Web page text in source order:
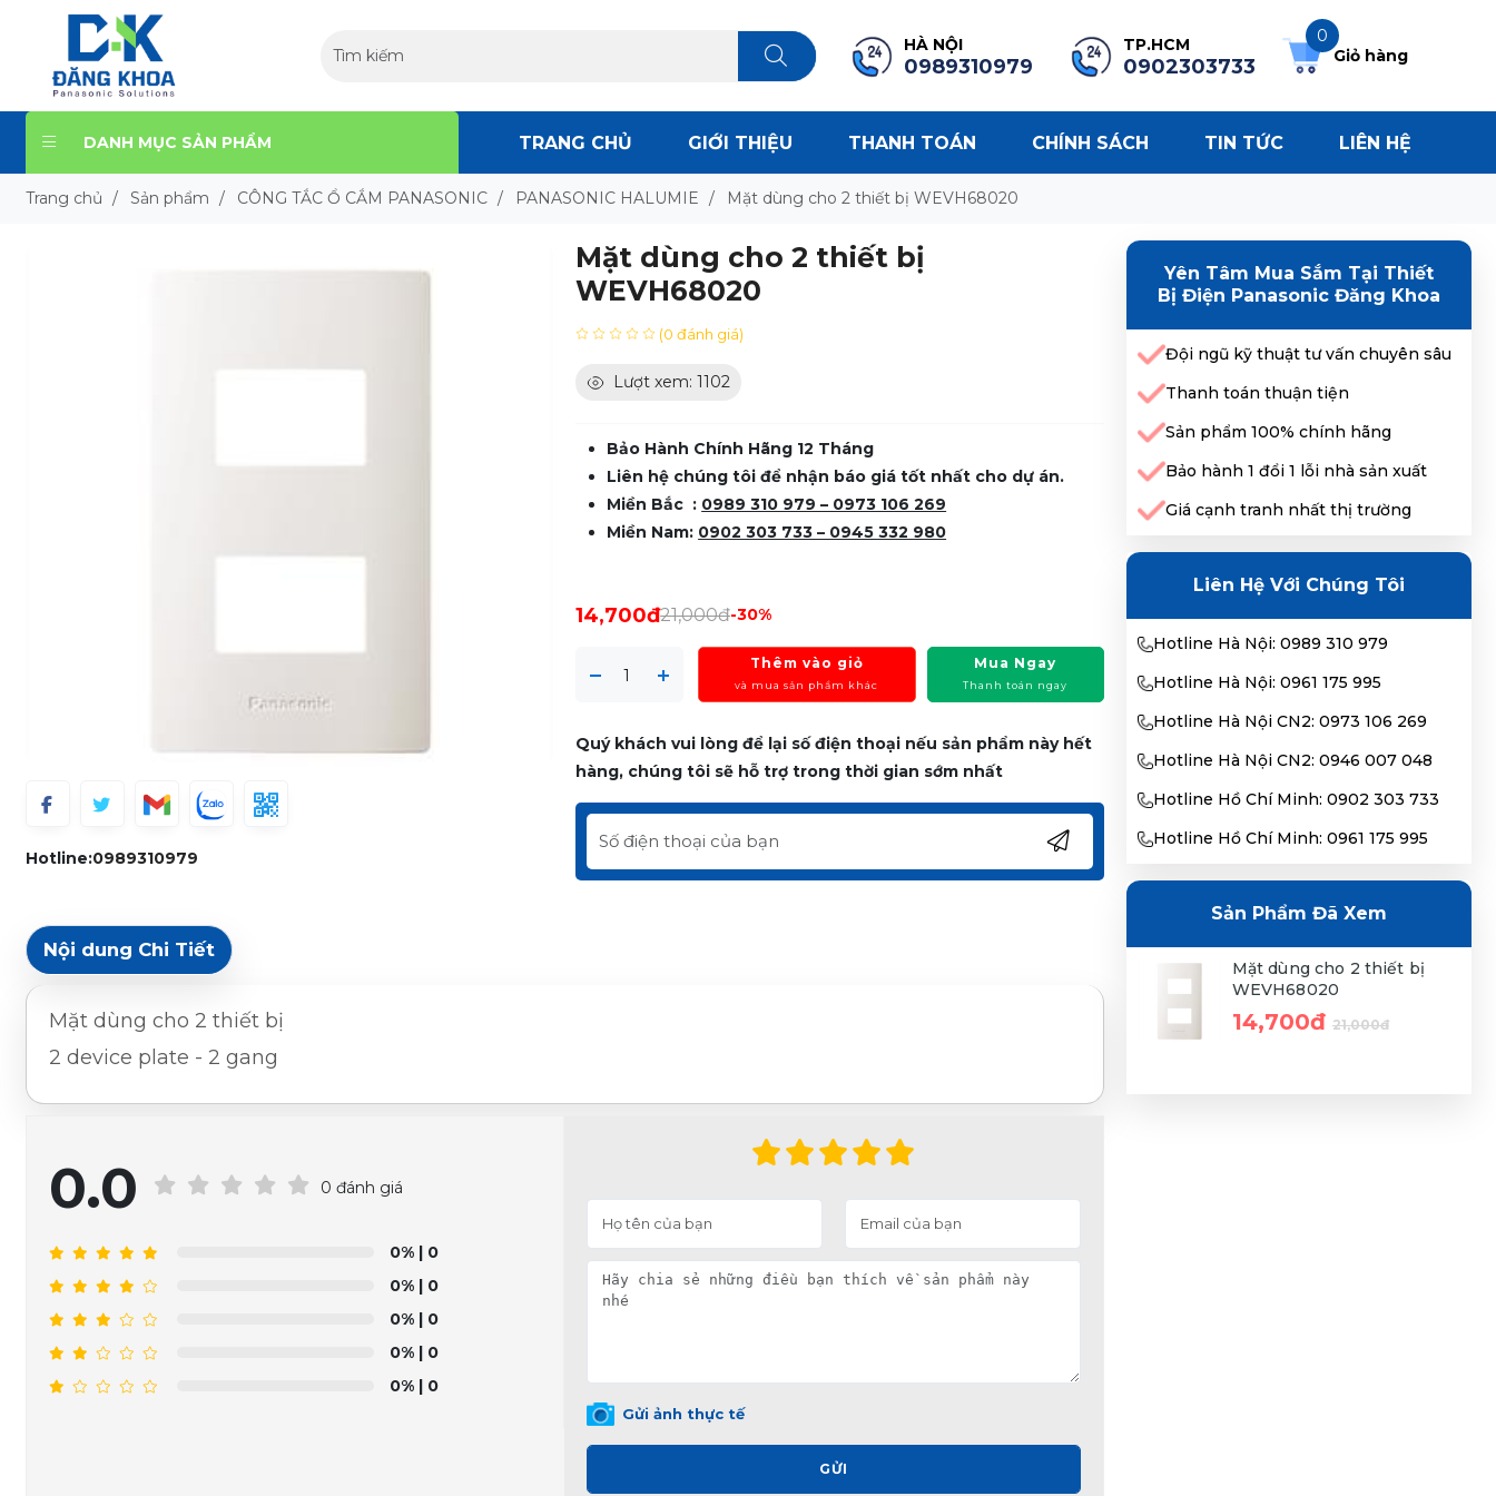
HÀ NỘI
0989310979
TP.HCM
0902303733
0
Giỏ hàng
DANH MỤC SẢN PHẨM TRANG CHỦ GIỚI THIỆU THANH TOÁN CHÍNH SÁCH TIN TỨC LIÊN HỆ
Trang chủ / Sản phẩm / CÔNG TẮC Ổ CẮM PANASONIC / PANASONIC HALUMIE / Mặt dùng cho 2 thiết bị WEVH68020
Hotline:0989310979
Mặt dùng cho 2 thiết bị
WEVH68020
(0 đánh giá)
Lượt xem: 1102
Bảo Hành Chính Hãng 12 Tháng
Liên hệ chúng tôi để nhận báo giá tốt nhất cho dự án.
Miền Bắc : 0989 310 979 – 0973 106 269
Miền Nam: 0902 303 733 – 0945 332 980
14,700đ21,000đ-30%
Thêm vào giỏ
và mua sản phẩm khác
Mua Ngay
Thanh toán ngay
Quý khách vui lòng để lại số điện thoại nếu sản phẩm này hết
hàng, chúng tôi sẽ hỗ trợ trong thời gian sớm nhất
Nội dung Chi Tiết
Mặt dùng cho 2 thiết bị
2 device plate - 2 gang
0.0 0 đánh giá
0%| 0
0%| 0
0%| 0
0%| 0
0%| 0
Gửi ảnh thực tế
GỬI
Yên Tâm Mua Sắm Tại Thiết
Bị Điện Panasonic Đăng Khoa
Đội ngũ kỹ thuật tư vấn chuyên sâu
Thanh toán thuận tiện
Sản phẩm 100% chính hãng
Bảo hành 1 đổi 1 lỗi nhà sản xuất
Giá cạnh tranh nhất thị trường
Liên Hệ Với Chúng Tôi
Hotline Hà Nội: 0989 310 979
Hotline Hà Nội: 0961 175 995
Hotline Hà Nội CN2: 0973 106 269
Hotline Hà Nội CN2: 0946 007 048
Hotline Hồ Chí Minh: 0902 303 733
Hotline Hồ Chí Minh: 0961 175 995
Sản Phẩm Đã Xem
Mặt dùng cho 2 thiết bị
WEVH68020
14,700đ 21,000đ